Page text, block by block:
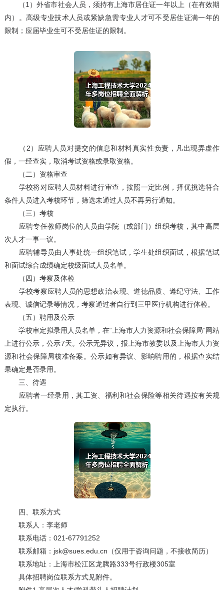
（1）外省市社会人员，须持有上海市居住证一年以上（在有效期
内）。高级专业技术人员或紧缺急需专业人才可不受居住证满一年的
限制；应届毕业生可不受居住证的限制。
（2）应聘人员对提交的信息和材料真实性负责，凡出现弄虚作
假，一经查实，取消考试资格或录取资格。
（二）资格审查
学校将对应聘人员材料进行审查，按照一定比例，择优挑选符合
条件人员进入考核环节，筛选未通过人员不再另行通知。
（三）考核
应聘专任教师岗位的人员由学院（或部门）组织考核，其中高层
次人才一事一议。
应聘辅导员由人事处统一组织笔试，学生处组织面试，根据笔试
和面试综合成绩确定校级面试人员名单。
（四）考察及体检
学校考察应聘人员的思想政治表现、道德品质、遵纪守法、工作
表现、诚信记录等情况，考察通过者自行到三甲医疗机构进行体检。
（五）聘用及公示
学校审定拟录用人员名单，在“上海市人力资源和社会保障局”网站
上进行公示，公示7天。公示无异议，报上海市教委以及上海市人力资
源和社会保障局核准备案。公示如有异议、影响聘用的，根据查实结
果确定是否录用。
三、待遇
应聘者一经录用，其工资、福利和社会保险等相关待遇按有关规
定执行。
四、联系方式
联系人：李老师
联系电话：021-67791252
联系邮箱：jsk@sues.edu.cn（仅用于咨询问题，不接收简历）
联系地址：上海市松江区龙腾路333号行政楼305室
具体招聘岗位联系方式见附件。